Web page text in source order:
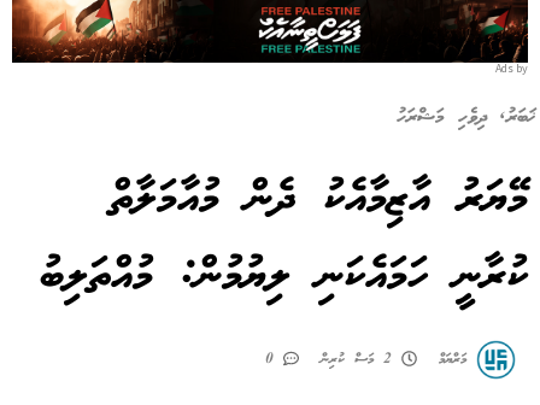
Ads by
ޚަބަރު,ދިވެހި މަޝްރަހު
މޭޔަރު އާޒިމާއެކު ދެން މުއާމަލާތް
ކުރާނީ ހަމައެކަނި ލިޔުމުން: މުއްތަލިބު
މަރްޔަމް 2 މަސް ކުރިން 0